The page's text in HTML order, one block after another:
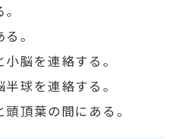
。
脳を連絡する。
球を連絡する。
頂葉の間にある。